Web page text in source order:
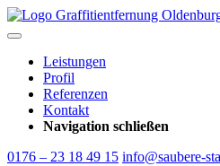
Leistungen
Profil
Referenzen
Kontakt
Navigation schließen
0176 – 23 18 49 15 info@saubere-